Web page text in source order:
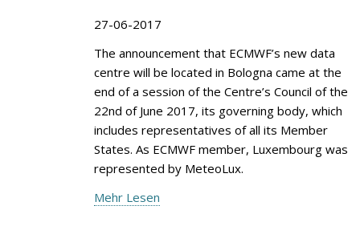
27-06-2017
The announcement that ECMWF’s new data
centre will be located in Bologna came at the
end of a session of the Centre’s Council of the
22nd of June 2017, its governing body, which
includes representatives of all its Member
States. As ECMWF member, Luxembourg was
represented by MeteoLux.
Mehr Lesen